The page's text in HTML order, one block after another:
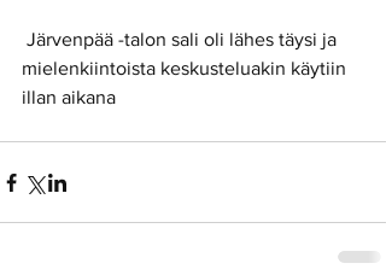
mielenkiintoista keskusteluakin käytiin
illan aikana